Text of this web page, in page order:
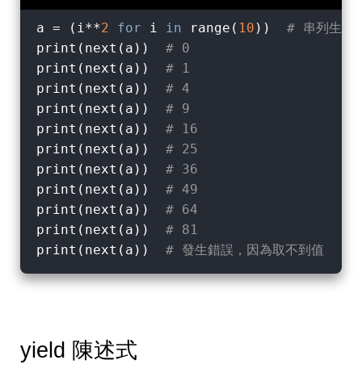
a = (i**2 for i in range( 10 )) # 串列生成
print(next(a)) # 0
print(next(a)) # 1
print(next(a)) # 4
print(next(a)) # 9
print(next(a)) # 16
print(next(a)) # 25
print(next(a)) # 36
print(next(a)) # 49
print(next(a)) # 64
print(next(a)) # 81
print(next(a)) # 發生錯誤，因為取不到值
yield 陳述式